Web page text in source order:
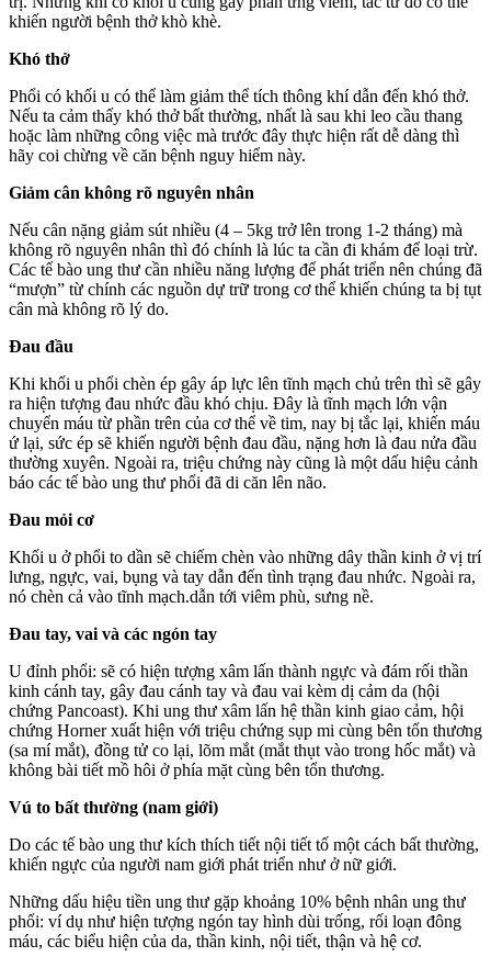
khiến người bệnh thở khò khè.
Khó thở
Phổi có khối u có thể làm giảm thể tích thông khí dẫn đến khó thở.
Nếu ta cảm thấy khó thở bất thường, nhất là sau khi leo cầu thang
hoặc làm những công việc mà trước đây thực hiện rất dễ dàng thì
hãy coi chừng về căn bệnh nguy hiểm này.
Giảm cân không rõ nguyên nhân
Nếu cân nặng giảm sút nhiều (4 – 5kg trở lên trong 1-2 tháng) mà
không rõ nguyên nhân thì đó chính là lúc ta cần đi khám để loại trừ.
Các tế bào ung thư cần nhiều năng lượng để phát triển nên chúng đã
“mượn” từ chính các nguồn dự trữ trong cơ thể khiến chúng ta bị tụt
cân mà không rõ lý do.
Đau đầu
Khi khối u phổi chèn ép gây áp lực lên tĩnh mạch chủ trên thì sẽ gây
ra hiện tượng đau nhức đầu khó chịu. Đây là tĩnh mạch lớn vận
chuyển máu từ phần trên của cơ thể về tim, nay bị tắc lại, khiến máu
ứ lại, sức ép sẽ khiến người bệnh đau đầu, nặng hơn là đau nửa đầu
thường xuyên. Ngoài ra, triệu chứng này cũng là một dấu hiệu cảnh
báo các tế bào ung thư phổi đã di căn lên não.
Đau mỏi cơ
Khối u ở phổi to dần sẽ chiếm chèn vào những dây thần kinh ở vị trí
lưng, ngực, vai, bụng và tay dẫn đến tình trạng đau nhức. Ngoài ra,
nó chèn cả vào tĩnh mạch.dẫn tới viêm phù, sưng nề.
Đau tay, vai và các ngón tay
U đỉnh phổi: sẽ có hiện tượng xâm lấn thành ngực và đám rối thần
kinh cánh tay, gây đau cánh tay và đau vai kèm dị cảm da (hội
chứng Pancoast). Khi ung thư xâm lấn hệ thần kinh giao cảm, hội
chứng Horner xuất hiện với triệu chứng sụp mi cùng bên tổn thương
(sa mí mắt), đồng tử co lại, lõm mắt (mắt thụt vào trong hốc mắt) và
không bài tiết mồ hôi ở phía mặt cùng bên tổn thương.
Vú to bất thường (nam giới)
Do các tế bào ung thư kích thích tiết nội tiết tố một cách bất thường,
khiến ngực của người nam giới phát triển như ở nữ giới.
Những dấu hiệu tiền ung thư gặp khoảng 10% bệnh nhân ung thư
phổi: ví dụ như hiện tượng ngón tay hình dùi trống, rối loạn đông
máu, các biểu hiện của da, thần kinh, nội tiết, thận và hệ cơ.